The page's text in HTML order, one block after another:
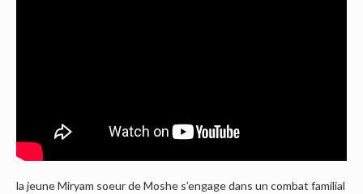
la jeune Miryam soeur de Moshe s’engage dans un combat familial